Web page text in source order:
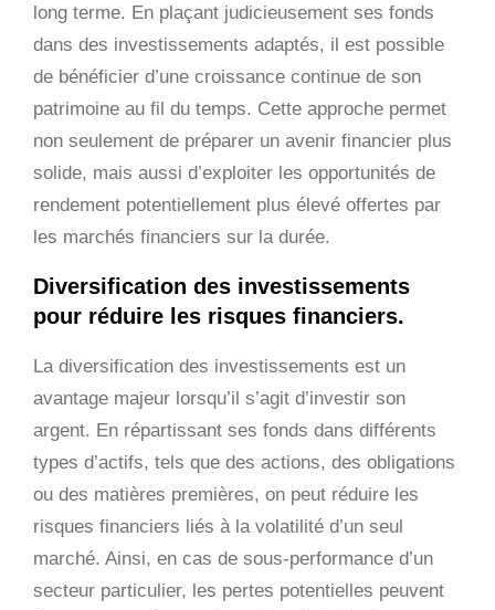
long terme. En plaçant judicieusement ses fonds
dans des investissements adaptés, il est possible
de bénéficier d’une croissance continue de son
patrimoine au fil du temps. Cette approche permet
non seulement de préparer un avenir financier plus
solide, mais aussi d’exploiter les opportunités de
rendement potentiellement plus élevé offertes par
les marchés financiers sur la durée.
Diversification des investissements
pour réduire les risques financiers.
La diversification des investissements est un
avantage majeur lorsqu’il s’agit d’investir son
argent. En répartissant ses fonds dans différents
types d’actifs, tels que des actions, des obligations
ou des matières premières, on peut réduire les
risques financiers liés à la volatilité d’un seul
marché. Ainsi, en cas de sous-performance d’un
secteur particulier, les pertes potentielles peuvent